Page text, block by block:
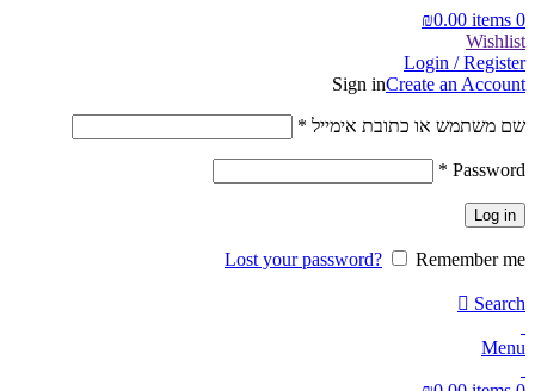
0
items
₪0.00
Wishlist
Login / Register
Sign inCreate an Account
שם משתמש או כתובת אימייל *
Password
*
Log in
Lost your password? Remember me
Search
Menu